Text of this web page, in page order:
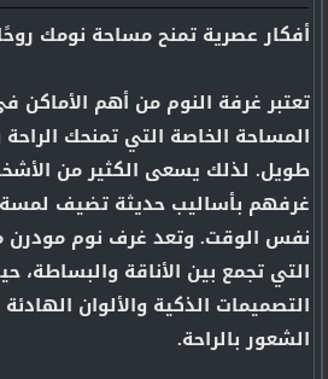
أفكار عصرية تمنح مساحة نومك
تعتبر غرفة النوم من أهم الأماكن
المساحة الخاصة التي تمنحك الراحة
طويل. لذلك يسعى الكثير من
غرفهم بأساليب حديثة تضيف
نفس الوقت. وتعد غرف نوم مودرن
التي تجمع بين الأناقة والبساطة،
التصميمات الذكية والألوان
الشعور بالراحة.